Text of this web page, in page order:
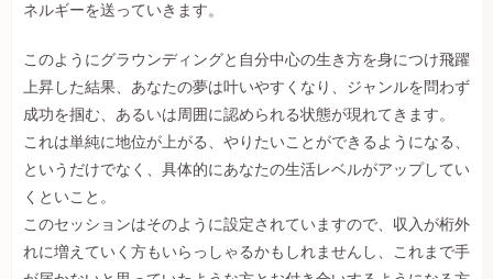
ネルギーを送っていきます。
このようにグラウンディングと自分中心の生き方を身につけ飛躍
上昇した結果、あなたの夢は叶いやすくなり、ジャンルを問わず
成功を掴む、あるいは周囲に認められる状態が現れてきます。
これは単純に地位が上がる、やりたいことができるようになる、
というだけでなく、具体的にあなたの生活レベルがアップしてい
くといこと。
このセッションはそのように設定されていますので、収入が桁外
れに増えていく方もいらっしゃるかもしれませんし、これまで手